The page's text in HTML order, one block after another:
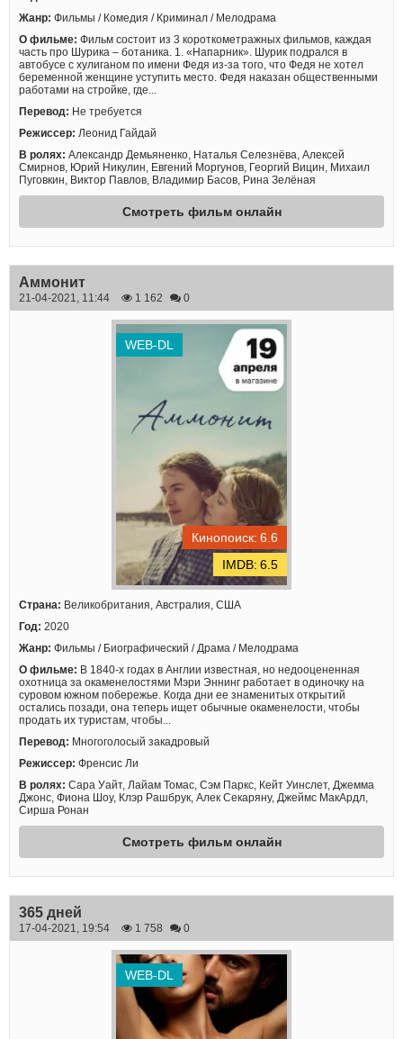
Жанр: Фильмы / Комедия / Криминал / Мелодрама
О фильме: Фильм состоит из 3 короткометражных фильмов, каждая
часть про Шурика – ботаника. 1. «Напарник». Шурик подрался в
автобусе с хулиганом по имени Федя из-за того, что Федя не хотел
беременной женщине уступить место. Федя наказан общественными
работами на стройке, где...
Перевод: Не требуется
Режиссер: Леонид Гайдай
В ролях: Александр Демьяненко, Наталья Селезнёва, Алексей
Смирнов, Юрий Никулин, Евгений Моргунов, Георгий Вицин, Михаил
Пуговкин, Виктор Павлов, Владимир Басов, Рина Зелёная
Смотреть фильм онлайн
Аммонит
21-04-2021, 11:44 1 162 0
WEB-DL
6.6
6.5
Страна: Великобритания, Австралия, США
Год: 2020
Жанр: Фильмы / Биографический / Драма / Мелодрама
О фильме: В 1840-х годах в Англии известная, но недооцененная
охотница за окаменелостями Мэри Эннинг работает в одиночку на
суровом южном побережье. Когда дни ее знаменитых открытий
остались позади, она теперь ищет обычные окаменелости, чтобы
продать их туристам, чтобы...
Перевод: Многоголосый закадровый
Режиссер: Френсис Ли
В ролях: Сара Уайт, Лайам Томас, Сэм Паркс, Кейт Уинслет, Джемма
Джонс, Фиона Шоу, Клэр Рашбрук, Алек Секаряну, Джеймс МакАрдл,
Сирша Ронан
Смотреть фильм онлайн
365 дней
17-04-2021, 19:54 1 758 0
WEB-DL